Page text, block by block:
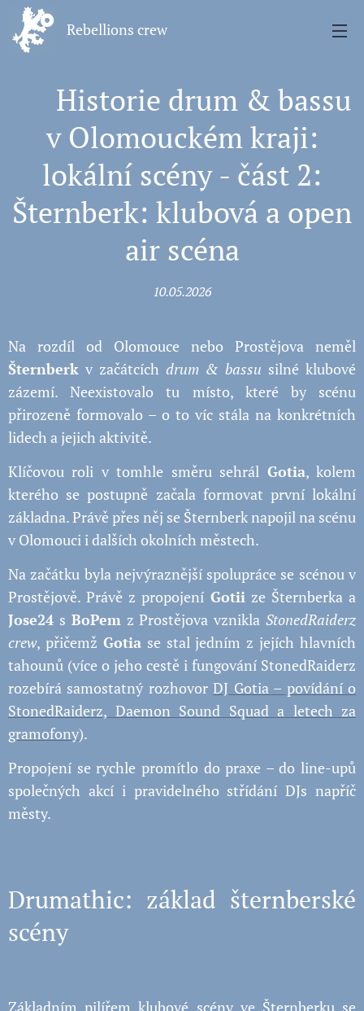
Rebellions crew
🧠 Historie drum & bassu
v Olomouckém kraji:
lokální scény - část 2:
Šternberk: klubová a open
air scéna
10.05.2026
Na rozdíl od Olomouce nebo Prostějova neměl
Šternberk v začátcích drum & bassu silné klubové
zázemí. Neexistovalo tu místo, které by scénu
přirozeně formovalo – o to víc stála na konkrétních
lidech a jejich aktivitě.
Klíčovou roli v tomhle směru sehrál Gotia, kolem
kterého se postupně začala formovat první lokální
základna. Právě přes něj se Šternberk napojil na scénu
v Olomouci i dalších okolních městech.
Na začátku byla nejvýraznější spolupráce se scénou v
Prostějově. Právě z propojení Gotiize Šternberka a
Jose24 s BoPemz Prostějova vzniklaStonedRaiderz
crew, přičemž Gotiase stal jedním z jejích hlavních
tahounů (více o jeho cestě i fungování StonedRaiderz
rozebírá samostatný rozhovorDJ Gotia – povídání o
StonedRaiderz, Daemon Sound Squad a letech za
gramofony).
Propojení se rychle promítlo do praxe – do line-upů
společných akcí i pravidelného střídání DJs napříč
městy.
Drumathic: základ šternberské
scény
Základním pilířem klubové scény ve Šternberku se